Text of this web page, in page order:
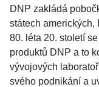
DNP zakládá
státech amerických,
80. léta 20. století
produktů DNP a to
vývojových
svého podnikání a